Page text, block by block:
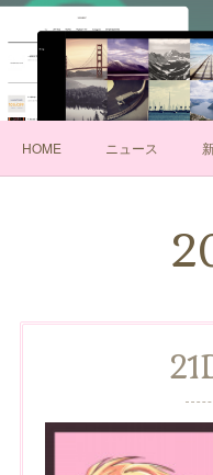
HOME ニュース
21